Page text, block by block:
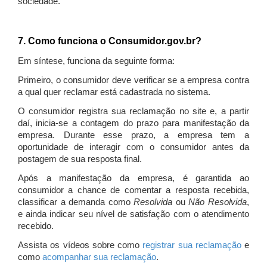
7. Como funciona o Consumidor.gov.br?
Em síntese, funciona da seguinte forma:
Primeiro, o consumidor deve verificar se a empresa contra
a qual quer reclamar está cadastrada no sistema.
O consumidor registra sua reclamação no site e, a partir
daí, inicia-se a contagem do prazo para manifestação da
empresa. Durante esse prazo, a empresa tem a
oportunidade de interagir com o consumidor antes da
postagem de sua resposta final.
Após a manifestação da empresa, é garantida ao
consumidor a chance de comentar a resposta recebida,
classificar a demanda comoResolvida ouNão Resolvida,
e ainda indicar seu nível de satisfação com o atendimento
recebido.
Assista os vídeos sobre como registrar sua reclamaçãoe
como acompanhar sua reclamação.